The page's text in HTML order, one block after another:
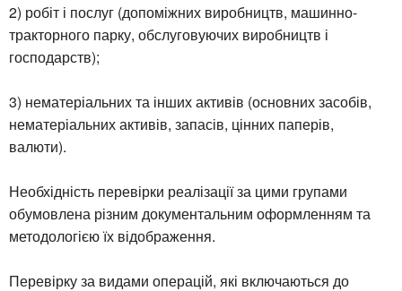
2) робіт і послуг (допоміжних виробництв, машинно-
тракторного парку, обслуговуючих виробництв і
господарств);
3) нематеріальних та інших активів (основних засобів,
нематеріальних активів, запасів, цінних паперів,
валюти).
Необхідність перевірки реалізації за цими групами
обумовлена різним документальним оформленням та
методологією їх відображення.
Перевірку за видами операцій, які включаються до